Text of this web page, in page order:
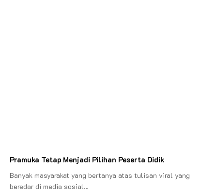
Pramuka Tetap Menjadi Pilihan Peserta Didik
Banyak masyarakat yang bertanya atas tulisan viral yang
beredar di media sosial…